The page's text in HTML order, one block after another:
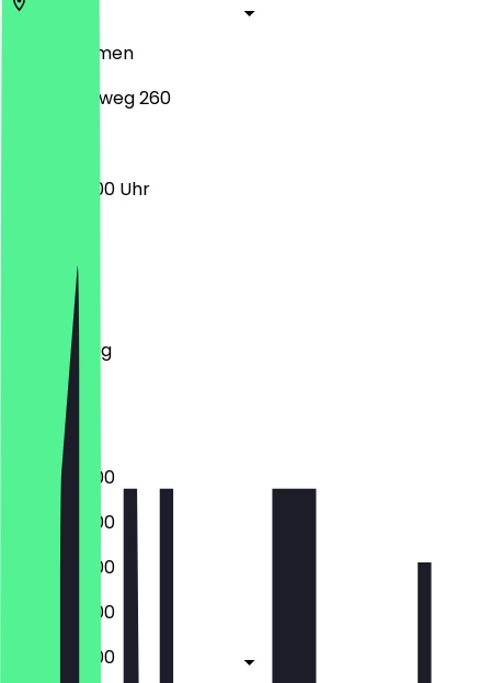
Bremen
Vorkampsweg 260
07:00 - 13:00 Uhr
Dienstag
Mittwoch
Donnerstag
Freitag
Samstag
Sonntag
06:30 - 18:00
06:30 - 18:00
06:30 - 18:00
06:30 - 18:00
06:30 - 18:00